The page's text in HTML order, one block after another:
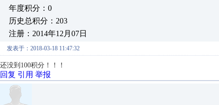
年度积分：0
历史总积分：203
注册：2014年12月07日
发表于：2018-03-18 11:47:32
还没到100积分！！！
回复 引用 举报